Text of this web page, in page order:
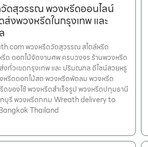
ดสุวรรณ พวงหรีดออนไลน์
ส่งพวงหรีดในกรุงเทพ และ
พวงหรีดวัดสุวรรณ สไตล์หรีด
ด ดอกไม้จัดงานศพ ครบวงจร ร้านพวงหรีด
งทั่วเขตกรุงเทพ และ ปริมณฑล ดีไซน์สวยหรู
หรีดดอกไม้สด พวงหรีดพัดลม พวงหรีด
ดของใช้ พวงหรีดสำเร็จรูป พวงหรีดปทุมธานี
บุรี พวงหรีดกทม Wreath delivery to
Thailand